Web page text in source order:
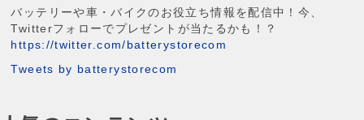
バッテリーや車・バイクのお役立ち情報を配信中！今、
Twitterフォローでプレゼントが当たるかも！？
https://twitter.com/batterystorecom
Tweets by batterystorecom